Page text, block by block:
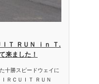
ＩＴ ＲＵＮ ｉｎ Ｔ.
来ました！
十勝スピードウェイに
ＲＣＵＩＴ ＲＵＮ